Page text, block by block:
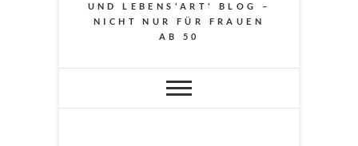
UND LEBENS'ART' BLOG –
NICHT NUR FÜR FRAUEN
AB 50